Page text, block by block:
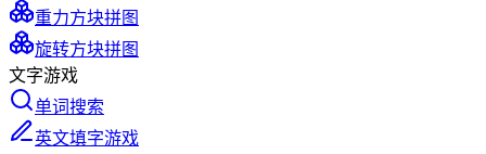
重力方块拼图
旋转方块拼图
文字游戏
单词搜索
英文填字游戏